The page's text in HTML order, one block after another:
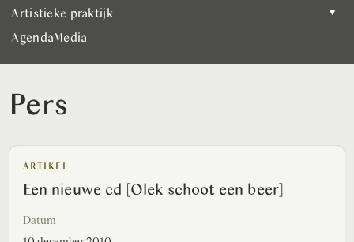
Artistieke praktijk
▾
AgendaMedia
Pers
ARTIKEL
Een nieuwe cd [Olek schoot een beer]
Datum